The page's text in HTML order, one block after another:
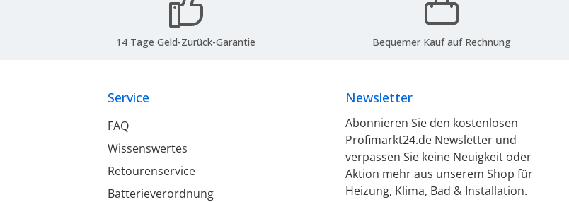
14 Tage Geld-Zurück-Garantie Bequemer Kauf auf Rechnung
Service
FAQ
Wissenswertes
Retourenservice
Batterieverordnung
Newsletter
Abonnieren Sie den kostenlosen
Profimarkt24.de Newsletter und
verpassen Sie keine Neuigkeit oder
Aktion mehr aus unserem Shop für
Heizung, Klima, Bad & Installation.